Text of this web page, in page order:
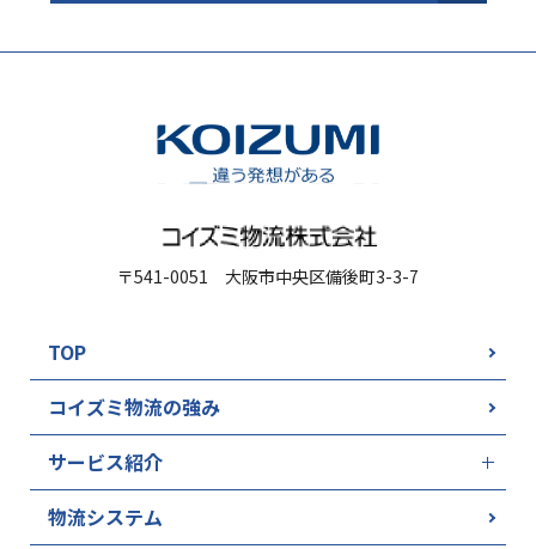
〒541-0051 大阪市中央区備後町3-3-7
TOP
コイズミ物流の強み
サービス紹介
物流システム